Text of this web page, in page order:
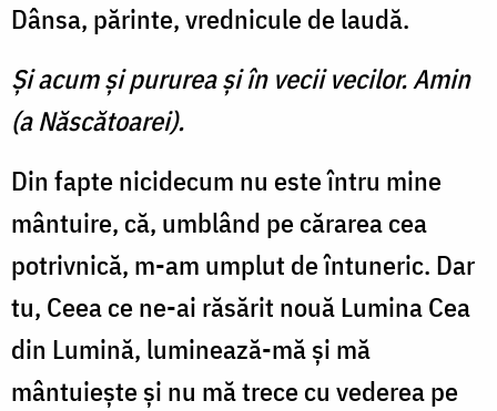
Dânsa, părinte, vrednicule de laudă.
Şi acum şi pururea şi în vecii vecilor. Amin
(a Născătoarei).
Din fapte nicidecum nu este întru mine
mântuire, că, umblând pe cărarea cea
potrivnică, m-am umplut de întuneric. Dar
tu, Ceea ce ne-ai răsărit nouă Lumina Cea
din Lumină, luminează-mă şi mă
mântuieşte şi nu mă trece cu vederea pe